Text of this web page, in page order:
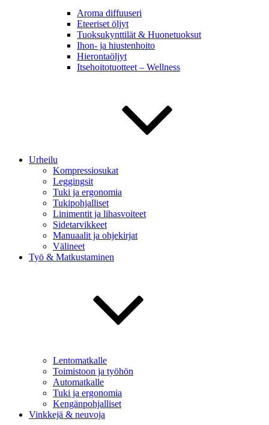
Aroma diffuuseri
Eteeriset öljyt
Tuoksukynttilät & Huonetuoksut
Ihon- ja hiustenhoito
Hierontaöljyt
Itsehoitotuotteet – Wellness
Urheilu
Kompressiosukat
Leggingsit
Tuki ja ergonomia
Tukipohjalliset
Linimentit ja lihasvoiteet
Sidetarvikkeet
Manuaalit ja ohjekirjat
Välineet
Työ & Matkustaminen
Lentomatkalle
Toimistoon ja työhön
Automatkalle
Tuki ja ergonomia
Kengänpohjalliset
Vinkkejä & neuvoja